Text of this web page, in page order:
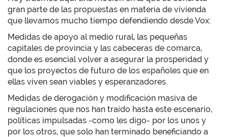
gran parte de las propuestas en materia de vivienda
que llevamos mucho tiempo defendiendo desde Vox:
Medidas de apoyo al medio rural, las pequeñas
capitales de provincia y las cabeceras de comarca,
donde es esencial volver a asegurar la prosperidad y
que los proyectos de futuro de los españoles que en
ellas viven sean viables y esperanzadores.
Medidas de derogación y modificación masiva de
regulaciones que nos han traído hasta este escenario,
políticas impulsadas -como les digo- por los unos y
por los otros, que solo han terminado beneficiando a